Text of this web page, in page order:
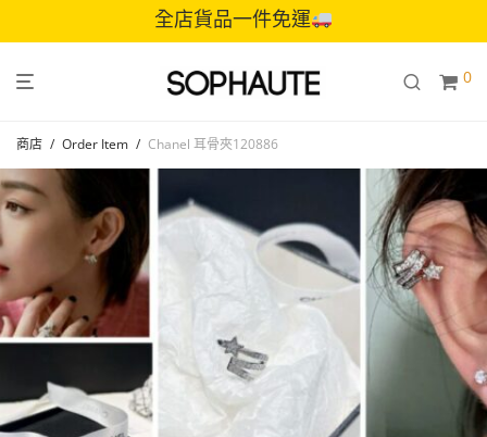
全店貨品一件免運
0
商店 / Order Item / Chanel 耳骨夾120886